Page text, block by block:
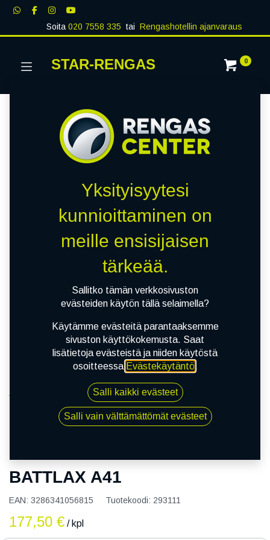
Soita020 7558 335 tai Rengashotellin ajanvaraus
STAR-RENGAS 0
150/70R17 69V BRIDGESTONE BATTLAX A41
BATTLAX A41
EAN: 3286341056815 Tuotekoodi: 293111
177,50 € / kpl
Yksityisyytesi
kunnioittaminen on
meille ensisijaisen
tärkeää.
Sallitko tämän verkkosivuston
evästeiden käytön tällä selaimella?
Käytämme evästeitä parantaaksemme
sivuston käyttökokemusta. Saat
lisätietoja evästeistä ja niiden käytöstä
osoitteessa Evästekäytäntö.
Salli kaikki evästeet
Salli vain välttämättömät evästeet